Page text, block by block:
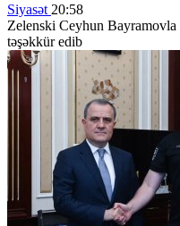
Siyasət 20:58
Zelenski Ceyhun Bayramovla
təşəkkür edib